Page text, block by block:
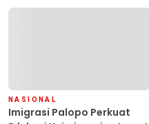
NASIONAL
Imigrasi Palopo Perkuat